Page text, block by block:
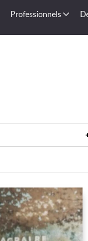
Professionnels